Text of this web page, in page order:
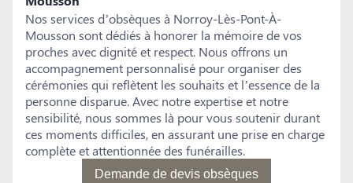
Nos services d’obsèques à Norroy-Lès-Pont-À-
Mousson sont dédiés à honorer la mémoire de vos
proches avec dignité et respect. Nous offrons un
accompagnement personnalisé pour organiser des
cérémonies qui reflètent les souhaits et l’essence de la
personne disparue. Avec notre expertise et notre
sensibilité, nous sommes là pour vous soutenir durant
ces moments difficiles, en assurant une prise en charge
complète et attentionnée des funérailles.
Demande de devis obsèques